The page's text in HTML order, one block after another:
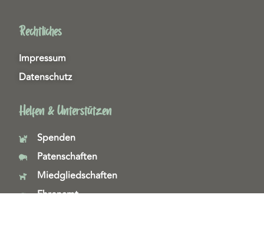
Rechtliches
Impressum
Datenschutz
Helfen & Unterstützen
Spenden
Patenschaften
Miedgliedschaften
Ehrenamt